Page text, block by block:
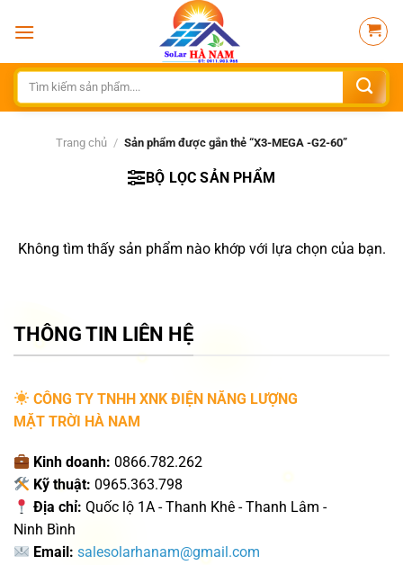
qua
dungTìm
kiếm:
Trang chủ / Sản phẩm được gắn thẻ “X3-MEGA -G2-60”
BỘ LỌC SẢN PHẨM
Không tìm thấy sản phẩm nào khớp với lựa chọn của bạn.
THÔNG TIN LIÊN HỆ
CÔNG TY TNHH XNK ĐIỆN NĂNG LƯỢNG
MẶT TRỜI HÀ NAM
Kinh doanh: 0866.782.262
Kỹ thuật: 0965.363.798
Địa chỉ: Quốc lộ 1A - Thanh Khê - Thanh Lâm -
Ninh Bình
Email: salesolarhanam@gmail.com